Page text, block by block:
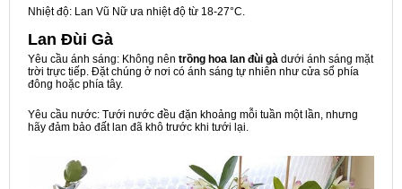
Nhiệt độ: Lan Vũ Nữ ưa nhiệt độ từ 18-27°C.
Lan Đùi Gà
Yêu cầu ánh sáng: Không nên trồng hoa lan đùi gà dưới ánh sáng mặt
trời trực tiếp. Đặt chúng ở nơi có ánh sáng tự nhiên như cửa sổ phía
đông hoặc phía tây.
Yêu cầu nước: Tưới nước đều đặn khoảng mỗi tuần một lần, nhưng
hãy đảm bảo đất lan đã khô trước khi tưới lại.